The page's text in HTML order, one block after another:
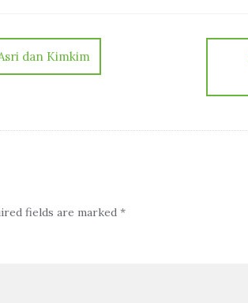
dan Kimkim
fields are marked *